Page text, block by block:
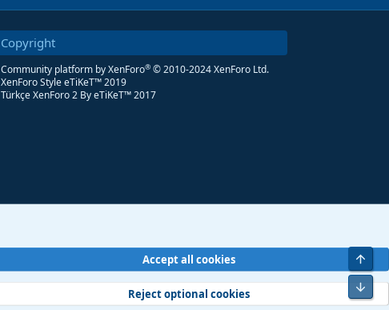
Copyright
Community platform by XenForo® © 2010-2024 XenForo Ltd.
XenForo Style eTiKeT™ 2019
Türkçe XenForo 2By eTiKeT™ 2017
Accept all cookies
Reject optional cookies